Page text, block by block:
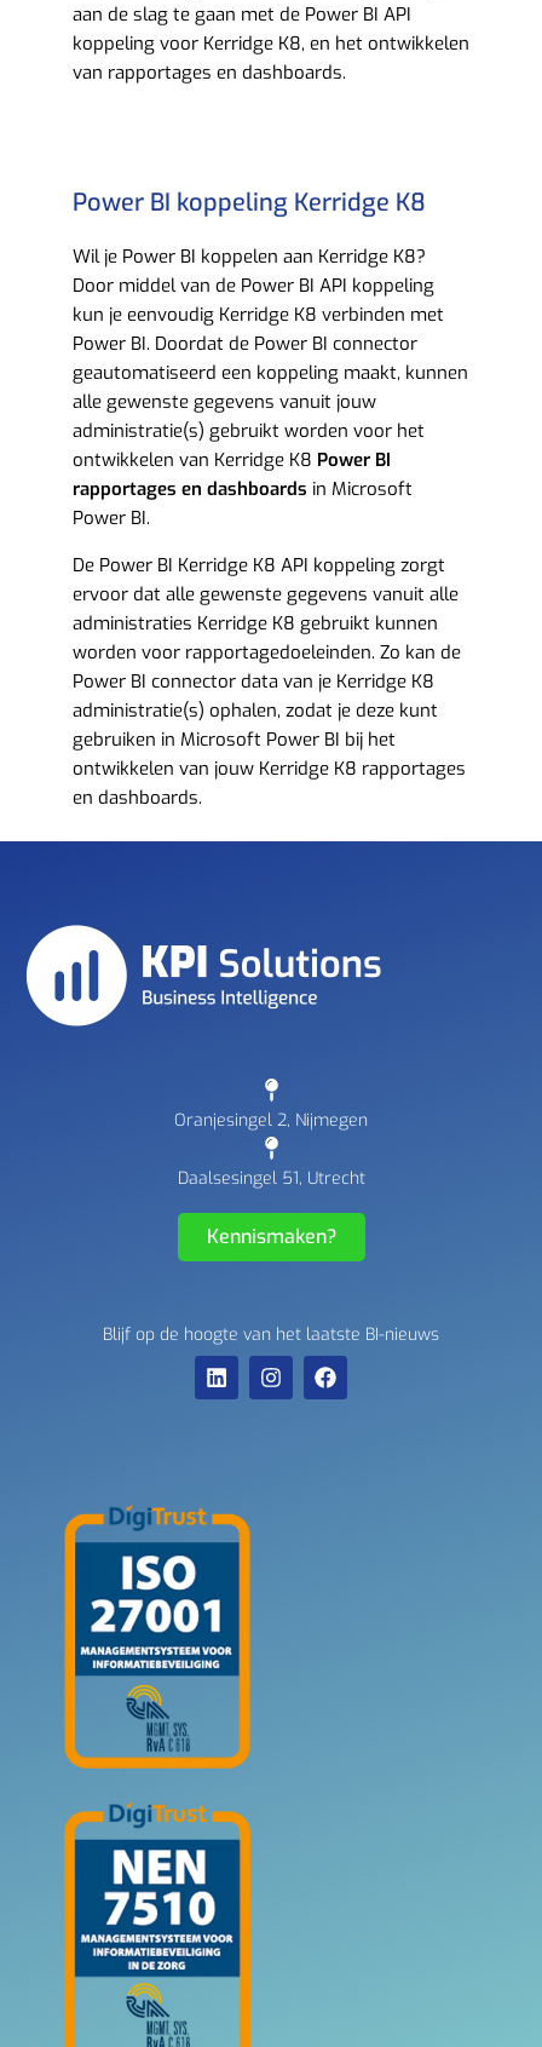
Power BI koppeling Kerridge K8
Wil je Power BI koppelen aan Kerridge K8?
Door middel van de Power BI API koppeling
kun je eenvoudig Kerridge K8 verbinden met
Power BI. Doordat de Power BI connector
geautomatiseerd een koppeling maakt, kunnen
alle gewenste gegevens vanuit jouw
administratie(s) gebruikt worden voor het
ontwikkelen van Kerridge K8 Power BI
rapportages en dashboards in Microsoft
Power BI.
De Power BI Kerridge K8 API koppeling zorgt
ervoor dat alle gewenste gegevens vanuit alle
administraties Kerridge K8 gebruikt kunnen
worden voor rapportagedoeleinden. Zo kan de
Power BI connector data van je Kerridge K8
administratie(s) ophalen, zodat je deze kunt
gebruiken in Microsoft Power BI bij het
ontwikkelen van jouw Kerridge K8 rapportages
en dashboards.
aan de slag te gaan met de Power BI API
koppeling voor Kerridge K8, en het ontwikkelen
van rapportages en dashboards.
Oranjesingel 2, Nijmegen
Daalsesingel 51, Utrecht
Kennismaken?
Blijf op de hoogte van het laatste BI-nieuws